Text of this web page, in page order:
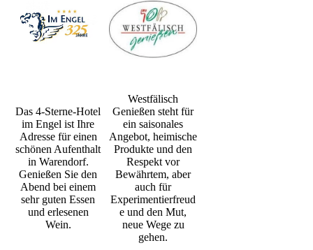
Das 4-Sterne-Hotel
im Engel ist Ihre
Adresse für einen
schönen Aufenthalt
in Warendorf.
Genießen Sie den
Abend bei einem
sehr guten Essen
und erlesenen
Wein.
Westfälisch
Genießen steht für
ein saisonales
Angebot, heimische
Produkte und den
Respekt vor
Bewährtem, aber
auch für
Experimentierfreud
e und den Mut,
neue Wege zu
gehen.